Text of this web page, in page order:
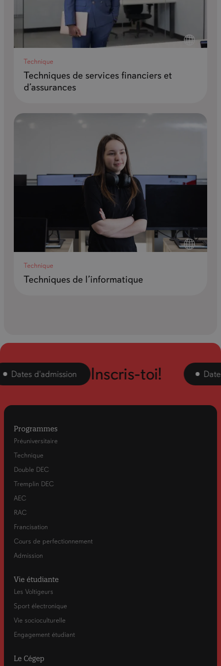
Technique
Techniques de services financiers et
d’assurances
Technique
Techniques de l’informatique
d'admission Inscris-toi! Dates
Programmes
Préuniversitaire
Technique
Double DEC
Tremplin DEC
AEC
RAC
Francisation
Cours de perfectionnement
Admission
Vie étudiante
Les Voltigeurs
Sport électronique
Vie socioculturelle
Engagement étudiant
Le Cégep